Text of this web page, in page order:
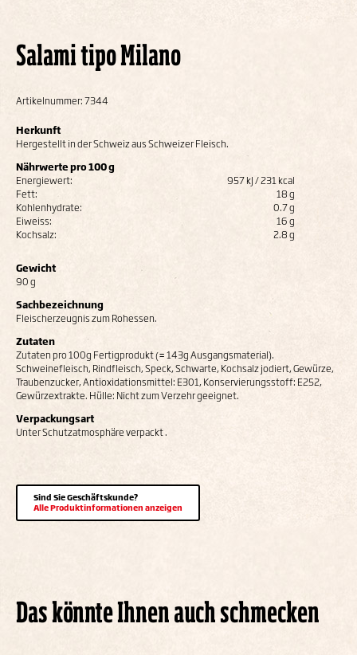
Salami tipo Milano
Artikelnummer: 7344
Herkunft
Hergestellt in der Schweiz aus Schweizer Fleisch.
Nährwerte pro 100 g
Energiewert:
957 kJ / 231 kcal
Fett:
18 g
Kohlenhydrate:
0.7 g
Eiweiss:
16 g
Kochsalz:
2.8 g
Gewicht
90 g
Sachbezeichnung
Fleischerzeugnis zum Rohessen.
Zutaten
Zutaten pro 100g Fertigprodukt (= 143g Ausgangsmaterial).
Schweinefleisch, Rindfleisch, Speck, Schwarte, Kochsalz jodiert, Gewürze,
Traubenzucker, Antioxidationsmittel: E301, Konservierungsstoff: E252,
Gewürzextrakte. Hülle: Nicht zum Verzehr geeignet.
Verpackungsart
Unter Schutzatmosphäre verpackt .
Sind Sie Geschäftskunde?
Alle Produktinformationen anzeigen
Das könnte Ihnen auch schmecken